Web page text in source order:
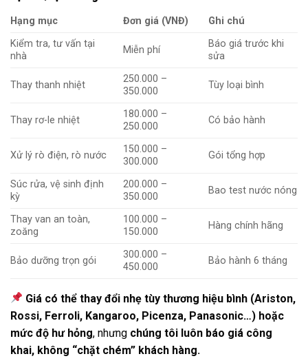
Hạng mục Đơn giá (VNĐ)
Ghi chú
Kiểm tra, tư vấn tại
nhà
Miễn phí
Báo giá trước khi
sửa
Thay thanh nhiệt
250.000 –
350.000
Tùy loại bình
Thay rơ-le nhiệt
180.000 –
250.000
Có bảo hành
Xử lý rò điện, rò nước
150.000 –
300.000
Gói tổng hợp
Súc rửa, vệ sinh định
kỳ
200.000 –
350.000
Bao test nước nóng
Thay van an toàn,
zoăng
100.000 –
150.000
Hàng chính hãng
Bảo dưỡng trọn gói
300.000 –
450.000
Bảo hành 6 tháng
Giá có thể thay đổi nhẹ tùy thương hiệu bình (Ariston,
Rossi, Ferroli, Kangaroo, Picenza, Panasonic…) hoặc
mức độ hư hỏng, nhưng chúng tôi luôn báo giá công
khai, không “chặt chém” khách hàng.